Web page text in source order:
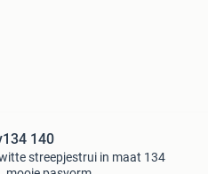
140
streepjestrui in maat 134